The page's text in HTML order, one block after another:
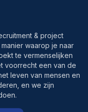
& project
waarop je naar
te vermenselijken
voorrecht een van de
leven van mensen en
en we zijn